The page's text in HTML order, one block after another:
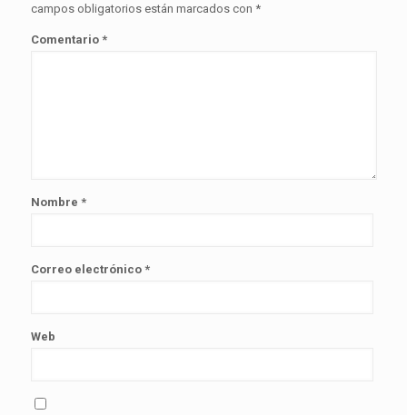
campos obligatorios están marcados con *
Comentario *
Nombre *
Correo electrónico *
Web